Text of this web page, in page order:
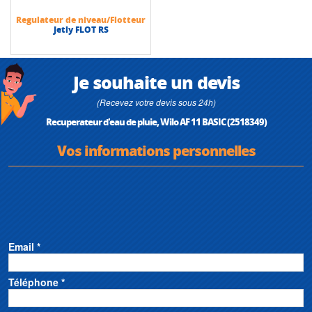
• Alimentation : 3~400 V, 50 Hz
• Température du fluide max : de +5 °C à +35 °C
• Réservoir de réalimentation : 400 l
• Indice de protection : IP 54
• Hauteur max (HMT) : 41 m
• Débit max : 4,2 m3/h
Regulateur de niveau/Flotteur
Jetly FLOT RS
Je souhaite un devis
(Recevez votre devis sous 24h)
Recuperateur d'eau de pluie, Wilo AF 11 BASIC (2518349)
Vos informations personnelles
Email *
Téléphone *